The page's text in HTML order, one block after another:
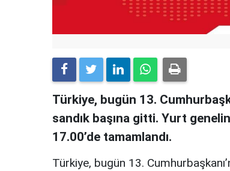
Türkiye, bugün 13.
sandık başına gitti. Yurt
17.00’de tamamlandı.
Türkiye, bugün 13.